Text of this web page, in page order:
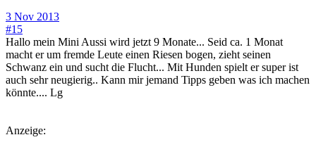
3 Nov 2013
#15
Hallo mein Mini Aussi wird jetzt 9 Monate... Seid ca. 1 Monat
macht er um fremde Leute einen Riesen bogen, zieht seinen
Schwanz ein und sucht die Flucht... Mit Hunden spielt er super ist
auch sehr neugierig.. Kann mir jemand Tipps geben was ich machen
könnte.... Lg
Anzeige: